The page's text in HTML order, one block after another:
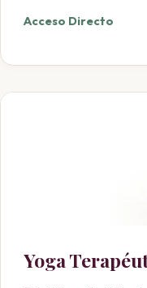
Acceso Directo
Yoga